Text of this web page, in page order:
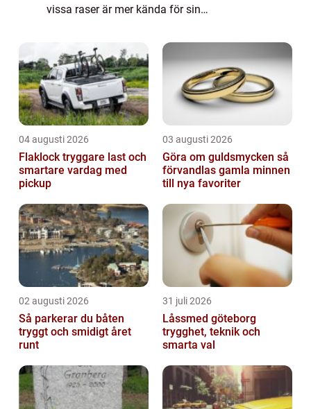
vissa raser är mer kända för sin
ryska hunden, som anses vara en a...
04 augusti 2026
Flaklock tryggare last och
smartare vardag med
pickup
03 augusti 2026
Göra om guldsmycken så
förvandlas gamla minnen
till nya favoriter
02 augusti 2026
Så parkerar du båten
tryggt och smidigt året
runt
31 juli 2026
Låssmed göteborg
trygghet, teknik och
smarta val